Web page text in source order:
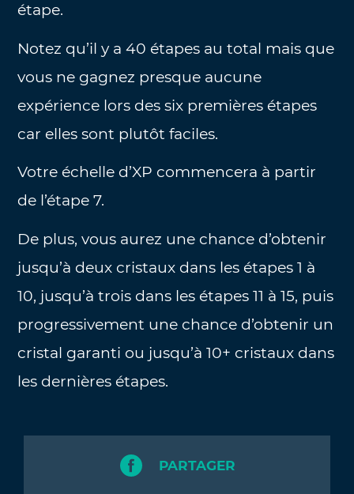
étape.
Notez qu’il y a 40 étapes au total mais que
vous ne gagnez presque aucune
expérience lors des six premières étapes
car elles sont plutôt faciles.
Votre échelle d’XP commencera à partir
de l’étape 7.
De plus, vous aurez une chance d’obtenir
jusqu’à deux cristaux dans les étapes 1 à
10, jusqu’à trois dans les étapes 11 à 15, puis
progressivement une chance d’obtenir un
cristal garanti ou jusqu’à 10+ cristaux dans
les dernières étapes.
PARTAGER